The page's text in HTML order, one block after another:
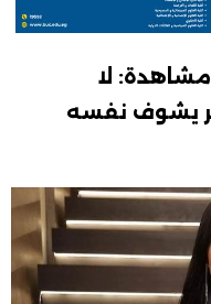
لا
يشوف نفسه